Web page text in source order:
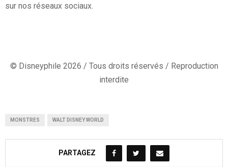
sur nos réseaux sociaux.
© Disneyphile 2026 / Tous droits réservés / Reproduction
interdite
MONSTRES WALT DISNEY WORLD
PARTAGEZ